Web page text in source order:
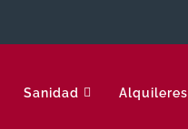
Sanidad Alquileres